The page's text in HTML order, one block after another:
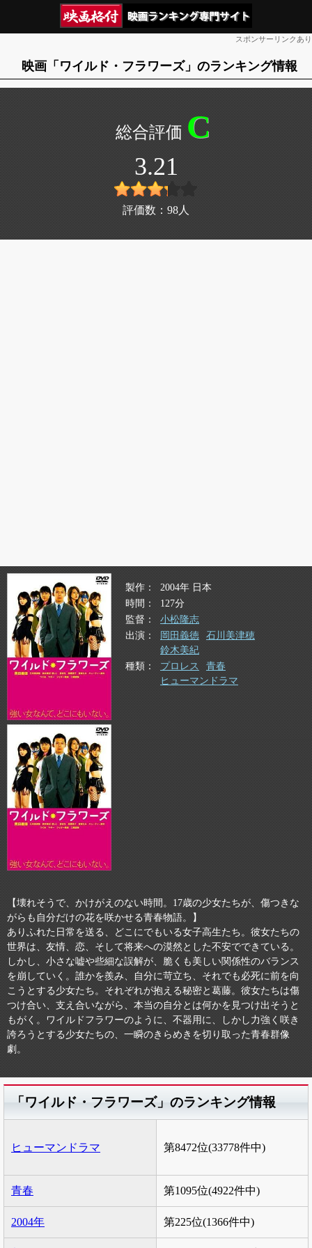
スポンサーリンクあり
映画「ワイルド・フラワーズ」のランキング情報
C
3.21
評価数： 98 人
製作
2004年 日本
時間
127分
監督
小松隆志
出演
岡田義徳
石川美津穂
鈴木美紀
種類
プロレス
青春
ヒューマンドラマ
【壊れそうで、かけがえのない時間。17歳の少女たちが、傷つきな
がらも自分だけの花を咲かせる青春物語。】
ありふれた日常を送る、どこにでもいる女子高生たち。彼女たちの
世界は、友情、恋、そして将来への漠然とした不安でできている。
しかし、小さな嘘や些細な誤解が、脆くも美しい関係性のバランス
を崩していく。誰かを羨み、自分に苛立ち、それでも必死に前を向
こうとする少女たち。それぞれが抱える秘密と葛藤。彼女たちは傷
つけ合い、支え合いながら、本当の自分とは何かを見つけ出そうと
もがく。ワイルドフラワーのように、不器用に、しかし力強く咲き
誇ろうとする少女たちの、一瞬のきらめきを切り取った青春群像
劇。
「ワイルド・フラワーズ」のランキング情報
ヒューマンドラマ 第8472位(33778件中)
青春 第1095位(4922件中)
2004年 第225位(1366件中)